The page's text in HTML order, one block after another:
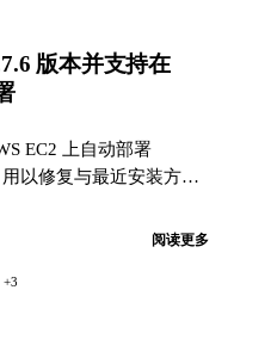
版本并支持在
EC2 上自动部署
以修复与最近安装方式
阅读更多
+3